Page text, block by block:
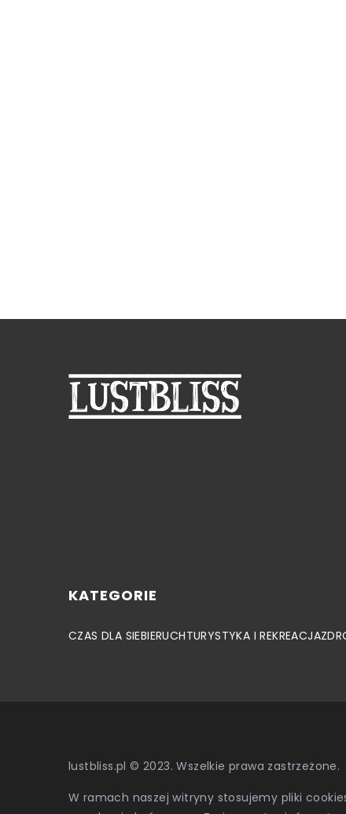
KATEGORIE
CZAS DLA SIEBIERUCHTURYSTYKA I REKREACJA
lustbliss.pl © 2023. Wszelkie prawa zastrzeżone.
W ramach naszej witryny stosujemy pliki